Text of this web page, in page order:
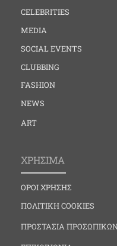
CELEBRITIES
MEDIA
SOCIAL EVENTS
CLUBBING
FASHION
NEWS
ART
ΧΡΗΣΙΜΑ
ΟΡΟΙ ΧΡΗΣΗΣ
ΠΟΛΙΤΙΚΗ COOKIES
ΠΡΟΣΤΑΣΙΑ